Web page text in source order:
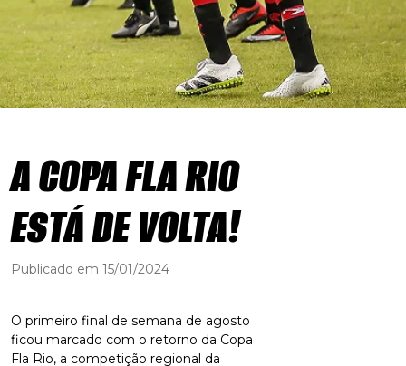
A COPA FLA RIO
ESTÁ DE VOLTA!
Publicado em 15/01/2024
O primeiro final de semana de agosto
ficou marcado com o retorno da Copa
Fla Rio, a competição regional da